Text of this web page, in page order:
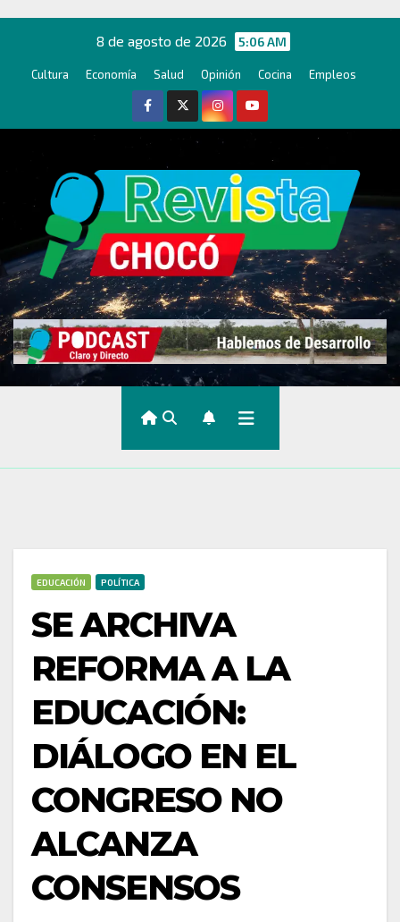
contenido
8 de agosto de 2026 5:06 AM
Cultura Economía Salud Opinión Cocina Empleos
EDUCACIÓN POLÍTICA
SE ARCHIVA
REFORMA A LA
EDUCACIÓN:
DIÁLOGO EN EL
CONGRESO NO
ALCANZA
CONSENSOS